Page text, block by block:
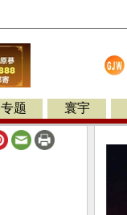
专题 寰宇